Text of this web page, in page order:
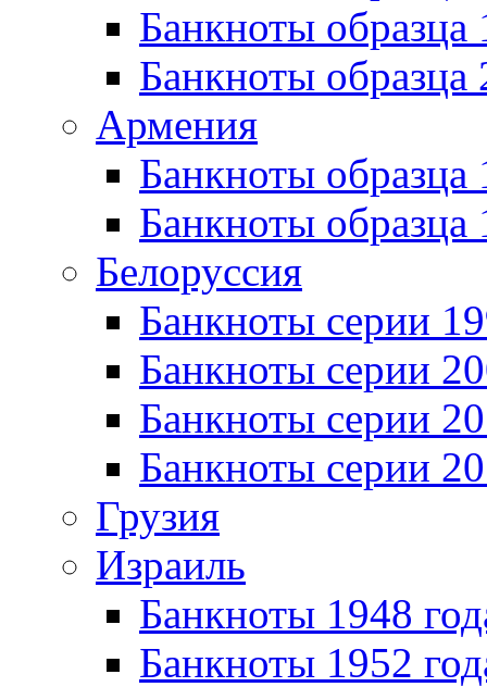
Банкноты
Банкноты образца
Армения
Банкноты образца
Банкноты образца
Белоруссия
Банкноты серии
Банкноты серии
Банкноты серии
Банкноты серии
Грузия
Израиль
Банкноты 1948
Банкноты 1952